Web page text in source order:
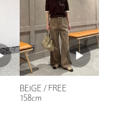
サイズ感でとても気に入
良いです。
馴染んでくれるデザイン
BEIGE / FREE
158cm